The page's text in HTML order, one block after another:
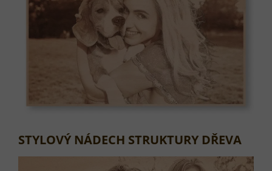
STYLOVÝ NÁDECH STRUKTURY DŘEVA